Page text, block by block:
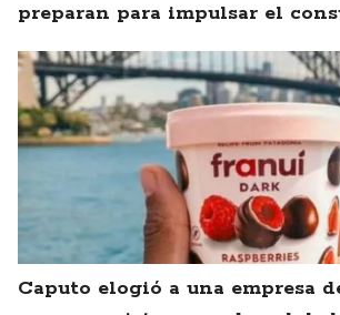
preparan para impulsar el
Caputo elogió a una empresa